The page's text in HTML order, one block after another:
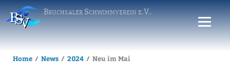
Bruchsaler Schwimmverein e.V.
Home News 2024 Neu im Mai